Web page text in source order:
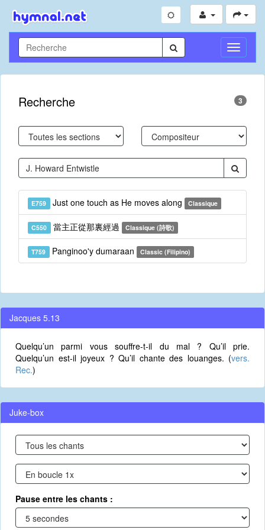
Toggle
Recherche 3
E759 Just one touch as He moves along Classique
C550 當主正從那裏經過 Classique (詩歌)
T759 Panginoo'y dumaraan Classic (Filipino)
Jacques 5.13
Quelqu’un parmi vous souffre-t-il du mal ? Qu’il prie.
Quelqu’un est-il joyeux ? Qu’il chante des louanges. (vers.
Rec.)
Juke-box
Pause entre les chants :